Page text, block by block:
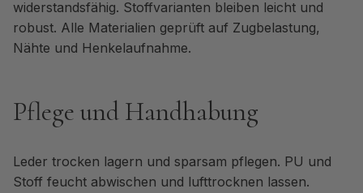
widerstandsfähig. Stoffvarianten bleiben leicht und
robust. Alle Materialien geprüft auf Zugbelastung,
Nähte und Henkelaufnahme.
Pflege und Handhabung
Leder trocken lagern und sparsam pflegen. PU und
Stoff feucht abwischen und lufttrocknen lassen.